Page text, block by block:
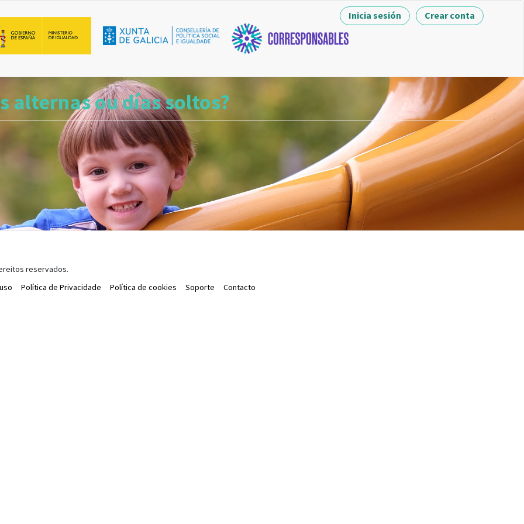
Inicia sesión Crear conta
alternas ou días soltos?
reservados.
Política de Privacidade Política de cookies Soporte Contacto